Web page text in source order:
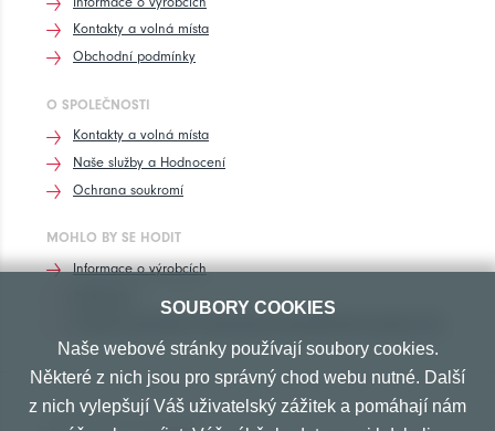
Kontakty a volná místa
Obchodní podmínky
O SPOLEČNOSTI
Kontakty a volná místa
Naše služby a Hodnocení
Ochrana soukromí
MOHLO BY SE HODIT
Informace o výrobcích
PŘIJÍMÁME TYTO PLATBY
SOUBORY COOKIES
Naše webové stránky používají soubory cookies.
Některé z nich jsou pro správný chod webu nutné. Další
z nich vylepšují Váš uživatelský zážitek a pomáhají nám